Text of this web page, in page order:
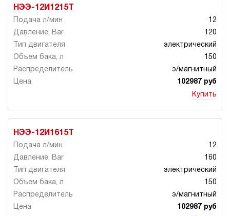
НЭЭ-12И1215Т
12
120
электрический
150
э/магнитный
102987 руб
Купить
НЭЭ-12И1615Т
12
160
электрический
150
э/магнитный
102987 руб